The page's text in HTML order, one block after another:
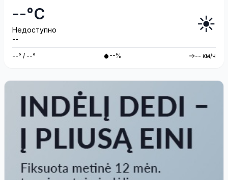
--°C
Недоступно
--
☀️
--° / --° --% -- км/ч